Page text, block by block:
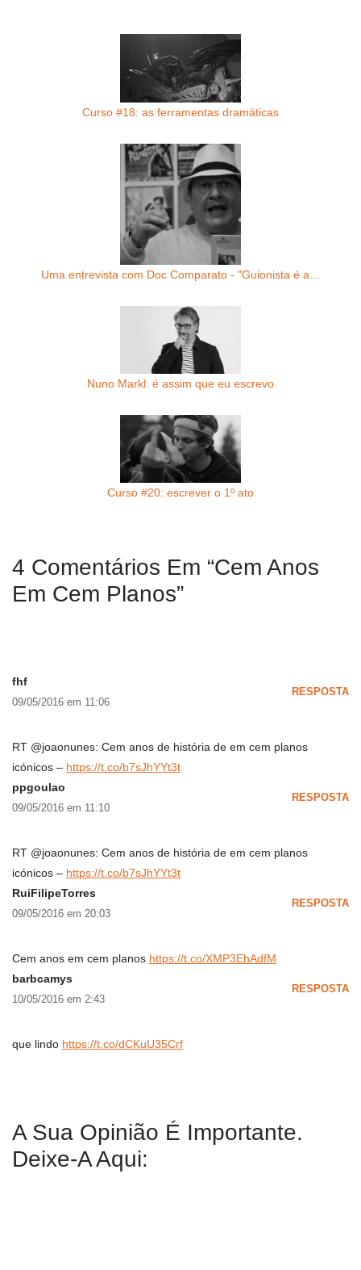
Curso #18: as ferramentas dramáticas
Uma entrevista com Doc Comparato - "Guionista é a…
Nuno Markl: é assim que eu escrevo
Curso #20: escrever o 1º ato
4 Comentários Em “Cem Anos
Em Cem Planos”
fhf
09/05/2016 em 11:06
RESPOSTA
RT @joaonunes: Cem anos de história de em cem planos
icónicos – https://t.co/b7sJhYYt3t
ppgoulao
09/05/2016 em 11:10
RESPOSTA
RT @joaonunes: Cem anos de história de em cem planos
icónicos – https://t.co/b7sJhYYt3t
RuiFilipeTorres
09/05/2016 em 20:03
RESPOSTA
Cem anos em cem planos https://t.co/XMP3EhAdfM
barbcamys
10/05/2016 em 2:43
RESPOSTA
que lindo https://t.co/dCKuU35Crf
A Sua Opinião É Importante.
Deixe-A Aqui: